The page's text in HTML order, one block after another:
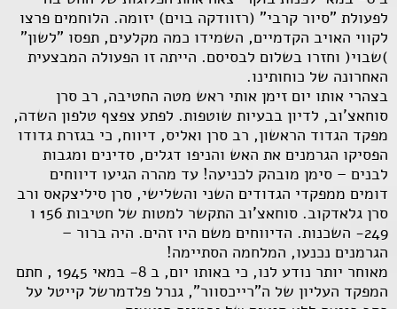
לפעולת "סיור קרבי" (רזוודקה בוים) יזומה. הלוחמים פרצו
לקווי האויב הקדמיים, השמידו כמה מקלעים, תפסו "לשון"
)שבוי( וחזרו בשלום לבסיסם. הייתה זו הפעולה המבצעית
האחרונה של כוחותינו.
בצהרי אותו יום זימן אותי ראש מטה החטיבה, רב סרן
סוחאצ'וב, לדיון בבעיות שוטפות. לפתע צפצף טלפון השדה,
מפקד הגדוד הראשון, רב סרן ואליס, דיווח, כי בגזרת גדודו
הפסיקו הגרמנים את האש והניפו דגלים, סדינים ומגבות
לבנים – סימן מובהק לכניעה! עד מהרה הגיעו דיווחים
דומים ממפקדי הגדודים השני והשלישי, סרן סיליצקאס ורב
סרן גלאדקוב. סוחאצ'וב התקשר למטות של חטיבות 156 ו
249- השכנות. הדיווחים משם היו זהים. היה ברור –
הגרמנים נכנעו, המלחמה הסתיימה!
מאוחר יותר נודע לנו, כי באותו יום, ב 8- במאי 1945 , חתם
המפקד העליון של ה"רייכסוור", גנרל פלדמרשל קייטל על